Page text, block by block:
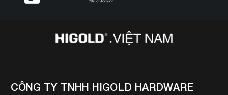
CÔNG TY TNHH HIGOLD HARDWARE